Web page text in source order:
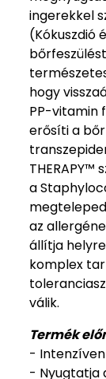
ingerekkel
(Kókuszdió
hogy
PP-vitamin
erősíti a
THERAPY™
a
az
állítja
komplex
válik.
Termék
-
- Nyugtatja